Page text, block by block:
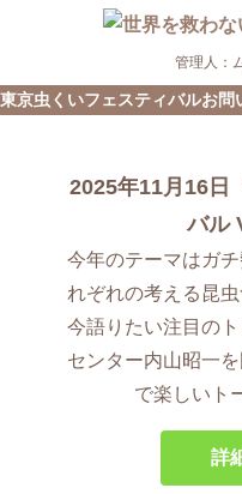
管理人：
東京虫くいフェスティバルお問
2025年11月16日
バル
今年のテーマはガ
れぞれの考える昆
今語りたい注目の
センター内山昭一
で楽しいト
詳